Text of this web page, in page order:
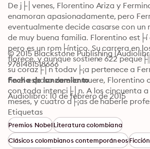
De j├│venes, Florentino Ariza y
enamoran apasionadamente, pero
eventualmente decide casarse con
de muy buena familia. Florentino
pero es un rom├íntico. Su carrera en
florece, y aunque sostiene 622
su coraz├│n todav├¡a pertenece a
fin el esposo de ella muere, Florentino
con toda intenci├│n. A los cincuenta
meses, y cuatro d├¡as de haberle
Fermina, lo har├í una vez m├ís.
© 2015 Blackstone Publishing
9781481518666
Fecha de lanzamiento
Audiolibro: 10 de febrero de 2015
Etiquetas
Premios NobelLiteratura colombiana
Clásicos colombianos contemporáneos